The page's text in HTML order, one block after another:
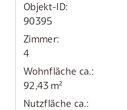
Objekt-ID:
90395
Zimmer:
4
Wohnfläche ca.:
92,43 m²
Nutzfläche ca.: